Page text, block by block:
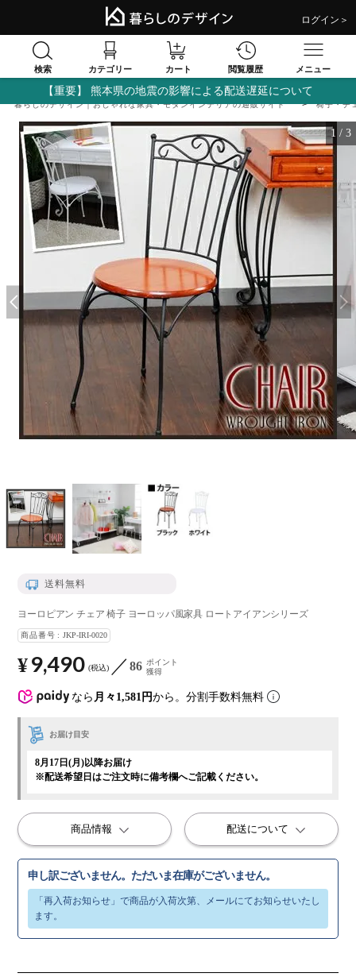
ログイン＞
検索 カテゴリー カート 閲覧履歴 メニュー
【重要】 熊本県の地震の影響による配送遅延について
暮らしのデザイン｜おしゃれな家具・モダンインテリアの通販サイト 椅子・チ
1 / 3
送料無料
ヨーロピアン チェア 椅子 ヨーロッパ風家具 ロートアイアンシリーズ
商品番号 JKP-IRI-0020
なら 月々1,581円から。分割手数料無料
¥9,490 税込 86 ポイント
獲得
お届け目安
8月17日(月)以降お届け
※配送希望日はご注文時に備考欄へご記載ください。
商品情報 配送について
申し訳ございません。ただいま在庫がございません。